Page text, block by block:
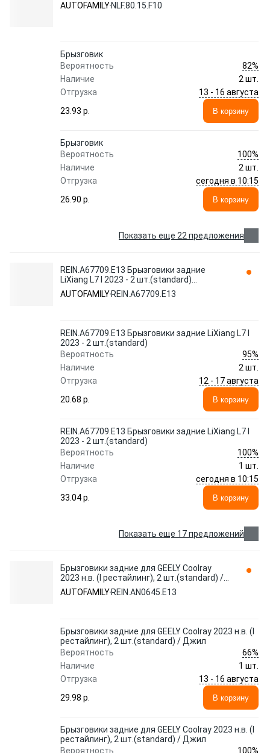
AUTOFAMILY NLF.80.15.F10
Брызговик
Вероятность
82%
Наличие
2 шт.
Отгрузка
13 - 16 августа
23.93 p.
В корзину
Брызговик
Вероятность
100%
Наличие
2 шт.
Отгрузка
сегодня в 10:15
26.90 p.
В корзину
Показать еще 22 предложения
REIN.A67709.E13 Брызговики задние
LiXiang L7 I 2023 - 2 шт.(standard)
AUTOFAMILY
AUTOFAMILY REIN.A67709.E13
REIN.A67709.E13 Брызговики задние LiXiang L7 I
2023 - 2 шт.(standard)
Вероятность
95%
Наличие
2 шт.
Отгрузка
12 - 17 августа
20.68 p.
В корзину
REIN.A67709.E13 Брызговики задние LiXiang L7 I
2023 - 2 шт.(standard)
Вероятность
100%
Наличие
1 шт.
Отгрузка
сегодня в 10:15
33.04 p.
В корзину
Показать еще 17 предложений
Брызговики задние для GEELY Coolray
2023 н.в. (I рестайлинг), 2 шт.(standard) /
Джил REIN.AN0645.E13 AUTOFAMILY
AUTOFAMILY REIN.AN0645.E13
Брызговики задние для GEELY Coolray 2023 н.в. (I
рестайлинг), 2 шт.(standard) / Джил
Вероятность
66%
Наличие
1 шт.
Отгрузка
13 - 16 августа
29.98 p.
В корзину
Брызговики задние для GEELY Coolray 2023 н.в. (I
рестайлинг), 2 шт.(standard) / Джил
Вероятность
100%